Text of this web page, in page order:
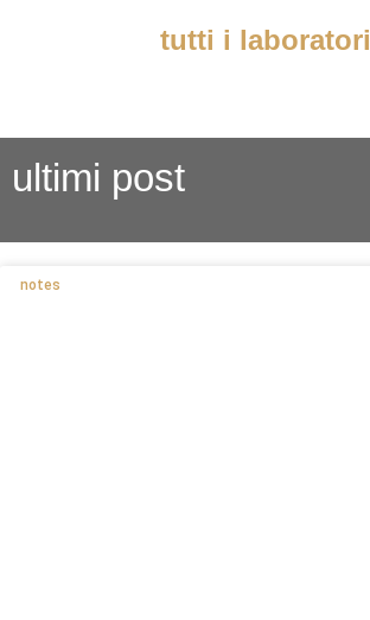
tutti i laboratori
ultimi post
notes